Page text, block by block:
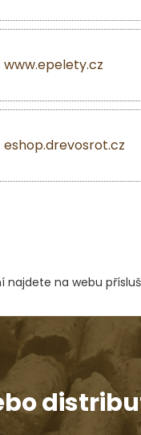
www.epelety.cz
eshop.drevosrot.cz
najdete na webu